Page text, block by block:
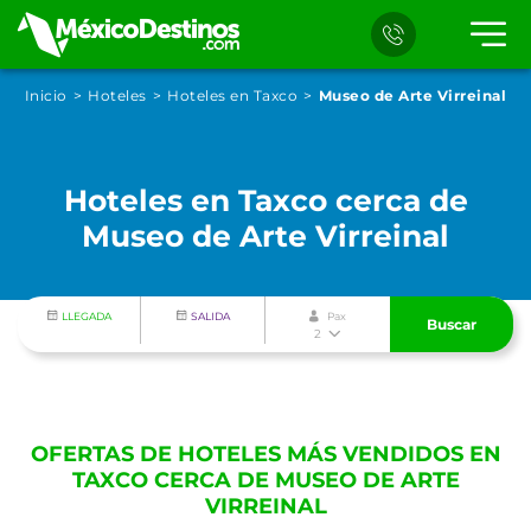
Inicio Hoteles Hoteles en Taxco Museo de Arte Virreinal
Hoteles en Taxco cerca de
Museo de Arte Virreinal
LLEGADA SALIDA Pax
2
Buscar
OFERTAS DE HOTELES MÁS VENDIDOS EN
TAXCO CERCA DE MUSEO DE ARTE
VIRREINAL